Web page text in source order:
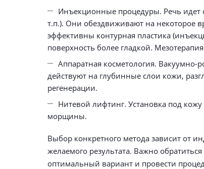
Инъекционные процедуры. Речь идет
т.п.). Они обездвиживают на некоторое
эффективны контурная пластика
поверхность более гладкой.
Аппаратная косметология.
действуют на глубинные слои кожи,
регенерации.
Нитевой лифтинг. Установка под
морщины.
Выбор конкретного метода зависит от
желаемого результата. Важно
оптимальный вариант и провести